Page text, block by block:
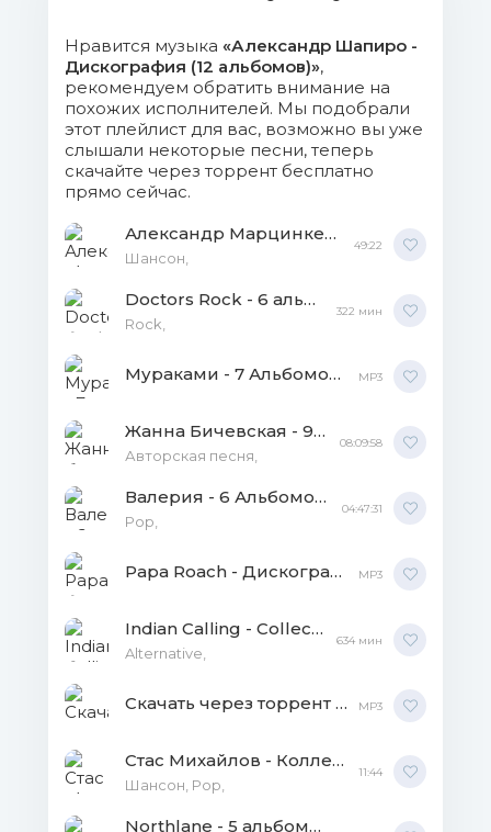
Нравится музыка «Александр Шапиро -
Дискография (12 альбомов)»,
рекомендуем обратить внимание на
похожих исполнителей. Мы подобрали
этот плейлист для вас, возможно вы уже
слышали некоторые песни, теперь
скачайте через торрент бесплатно
прямо сейчас.
Александр Марцинкевич и группа Кабриолет - Дискография MP3
Шансон,
49:22
Doctors Rock - 6 альбомов MP3
Rock,
322 мин
Мураками - 7 Альбомов, 2 Сингла MP3 MP3
Жанна Бичевская - 9 Альбомов FLAC
Авторская песня,
08:09:58
Валерия - 6 Альбомов FLAC
Рор,
04:47:31
Papa Roach - Дискография MP3 MP3
Indian Calling - Collection (14 альбомов) MP3
Alternative,
634 мин
Скачать через торрент Motionless In White - 6 альбомов + 2 EP MP3 MP3
Стас Михайлов - Коллекция альбомов и сборников [10 CD] MP3
Шансон, Pop,
11:44
Northlane - 5 альбомов + 1 EP MP3